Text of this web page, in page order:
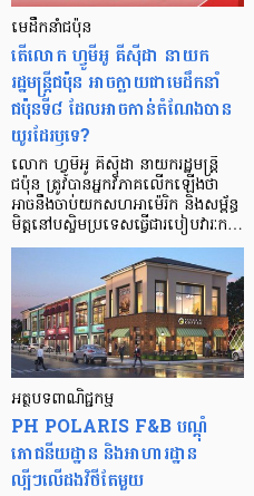
មេដឹកនាំជប៉ុន
តើលោក ហ្វូមីអូ គីស៊ីដា នាយក
រដ្ឋមន្រ្តីជប៉ុន អាចក្លាយជាមេដឹកនាំ
ជប៉ុនទី៨ ដែលអាចកាន់តំណែងបាន
យូរដែរឫទេ?
លោក ហ្វូមីអូ គីស៊ីដា នាយករដ្ឋមន្រ្តី
ជប៉ុន ត្រូវបានអ្នកវិភាគលើកឡើងថា
អាចនឹងចាប់យកសហអាម៉េរិក និងសម្ព័ន្ធ
មិត្តនៅបស្ចិមប្រទេសធ្វើជារបៀបវារៈក…
អត្ថបទ​ពាណិជ្ជកម្ម
PH POLARIS F&B បណ្តុំ
ភោជនីយដ្ឋាន និងអាហារដ្ឋាន
ល្បីៗលើដងវិថីតែមួយ